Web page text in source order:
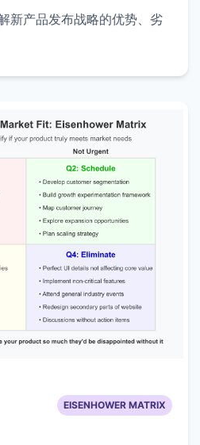
新产品发布战略的优势、劣
EISENHOWER MATRIX